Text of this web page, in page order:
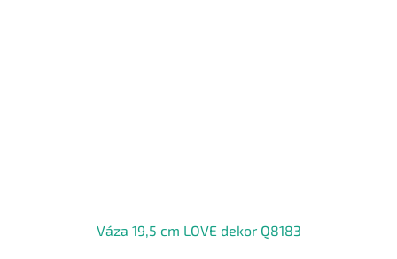
Váza 19,5 cm LOVE dekor Q8183